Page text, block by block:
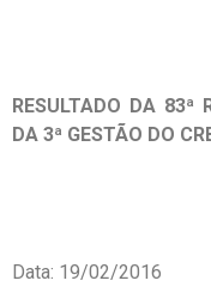
RESULTADO DA 83ª
DA 3ª GESTÃO DO
Data: 19/02/2016